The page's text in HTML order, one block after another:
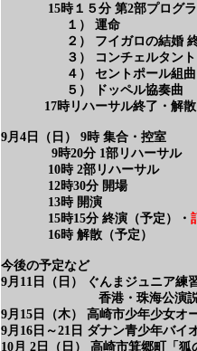
15時１５分 第2部プログラ
１） 運命
２） フイガロの結婚 終了
３） コンチェルタント
４） セントポール組曲
５） ドッペル協奏曲
17時リハーサル終了・解散
9月4日（日） 9時 集合・控室
9時20分 1部リハーサル
10時 2部リハーサル
12時30分 開場
13時 開演
15時15分 終演（予定）・
16時 解散（予定）
今後の予定など
9月11日（日） ぐんまジュニア練
香港・珠海公演説明会
9月15日（木） 高崎市少年少女オ
9月16日～21日 ダナン青少年バイ
10月 2日（日） 高崎市箕郷町「